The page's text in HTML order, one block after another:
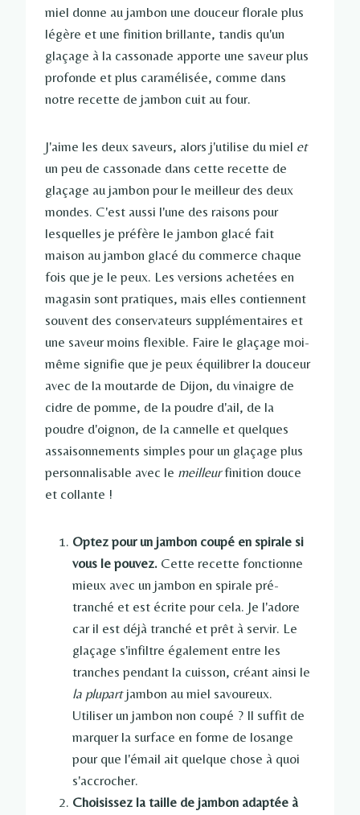
miel donne au jambon une douceur florale plus
légère et une finition brillante, tandis qu'un
glaçage à la cassonade apporte une saveur plus
profonde et plus caramélisée, comme dans
notre recette de jambon cuit au four.
J'aime les deux saveurs, alors j'utilise du miel et
un peu de cassonade dans cette recette de
glaçage au jambon pour le meilleur des deux
mondes. C'est aussi l'une des raisons pour
lesquelles je préfère le jambon glacé fait
maison au jambon glacé du commerce chaque
fois que je le peux. Les versions achetées en
magasin sont pratiques, mais elles contiennent
souvent des conservateurs supplémentaires et
une saveur moins flexible. Faire le glaçage moi-
même signifie que je peux équilibrer la douceur
avec de la moutarde de Dijon, du vinaigre de
cidre de pomme, de la poudre d'ail, de la
poudre d'oignon, de la cannelle et quelques
assaisonnements simples pour un glaçage plus
personnalisable avec le meilleurfinition douce
et collante !
Optez pour un jambon coupé en spirale si
vous le pouvez. Cette recette fonctionne
mieux avec un jambon en spirale pré-
tranché et est écrite pour cela. Je l'adore
car il est déjà tranché et prêt à servir. Le
glaçage s'infiltre également entre les
tranches pendant la cuisson, créant ainsi le
la plupartjambon au miel savoureux.
Utiliser un jambon non coupé ? Il suffit de
marquer la surface en forme de losange
pour que l'émail ait quelque chose à quoi
s'accrocher.
Choisissez la taille de jambon adaptée à